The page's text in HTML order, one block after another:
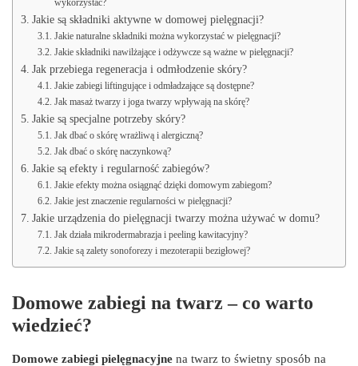
Jakie są składniki aktywne w domowej pielęgnacji?
Jakie naturalne składniki można wykorzystać w pielęgnacji?
Jakie składniki nawilżające i odżywcze są ważne w pielęgnacji?
Jak przebiega regeneracja i odmłodzenie skóry?
Jakie zabiegi liftingujące i odmładzające są dostępne?
Jak masaż twarzy i joga twarzy wpływają na skórę?
Jakie są specjalne potrzeby skóry?
Jak dbać o skórę wrażliwą i alergiczną?
Jak dbać o skórę naczynkową?
Jakie są efekty i regularność zabiegów?
Jakie efekty można osiągnąć dzięki domowym zabiegom?
Jakie jest znaczenie regularności w pielęgnacji?
Jakie urządzenia do pielęgnacji twarzy można używać w domu?
Jak działa mikrodermabrazja i peeling kawitacyjny?
Jakie są zalety sonoforezy i mezoterapii bezigłowej?
Domowe zabiegi na twarz – co warto
wiedzieć?
Domowe zabiegi pielęgnacyjne na twarz to świetny sposób na